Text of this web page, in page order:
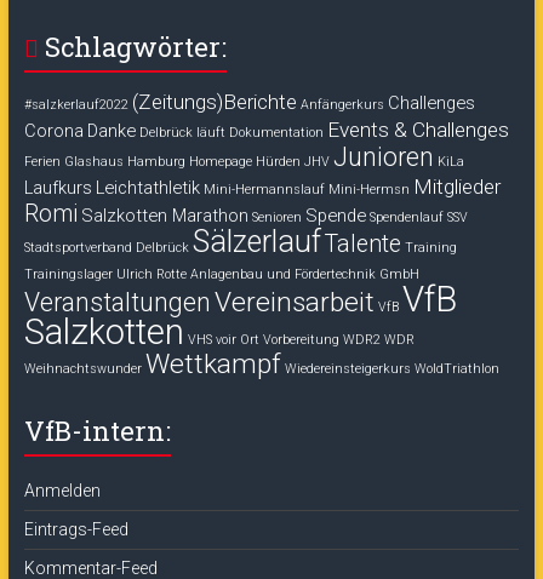
Schlagwörter:
#salzkerlauf2022 (Zeitungs)Berichte Anfängerkurs Challenges
Corona Danke Delbrück läuft Dokumentation Events & Challenges
Ferien Glashaus Hamburg Homepage Hürden JHV Junioren KiLa
Laufkurs Leichtathletik Mini-Hermannslauf Mini-Hermsn Mitglieder
Romi Salzkotten Marathon Senioren Spende Spendenlauf SSV
Stadtsportverband Delbrück SälzerlaufTalente Training
Trainingslager Ulrich Rotte Anlagenbau und Fördertechnik GmbH
Veranstaltungen Vereinsarbeit VfB VfB
Salzkotten VHS voir Ort Vorbereitung WDR2 WDR
Weihnachtswunder Wettkampf Wiedereinsteigerkurs WoldTriathlon
VfB-intern:
Anmelden
Eintrags-Feed
Kommentar-Feed